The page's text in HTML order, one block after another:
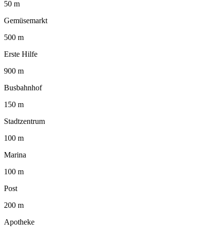
50 m
Gemüsemarkt
500 m
Erste Hilfe
900 m
Busbahnhof
150 m
Stadtzentrum
100 m
Marina
100 m
Post
200 m
Apotheke